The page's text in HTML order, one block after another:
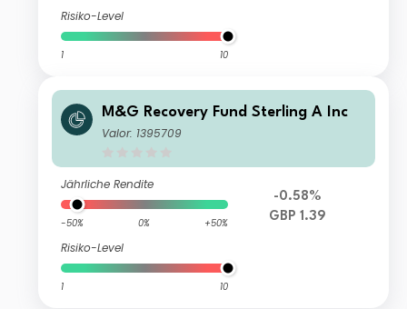
Risiko-Level
1 10
M&G Recovery Fund Sterling A Inc
Valor: 1395709
Jährliche Rendite
-50% 0% +50%
Risiko-Level
1 10
-0.58%
GBP 1.39